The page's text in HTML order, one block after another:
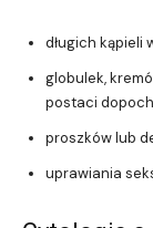
długich kąpieli
globulek,
postaci
proszków lub
uprawiania